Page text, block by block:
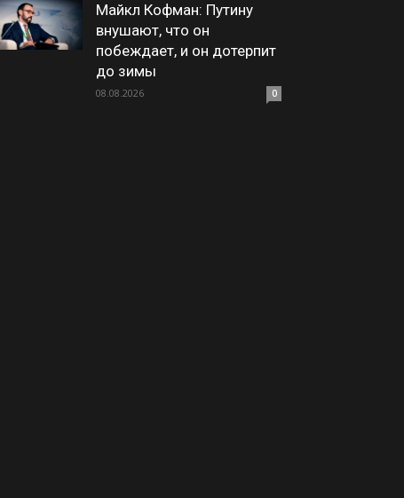
Майкл Кофман: Путину
внушают, что он
побеждает, и он дотерпит
до зимы
08.08.2026 0